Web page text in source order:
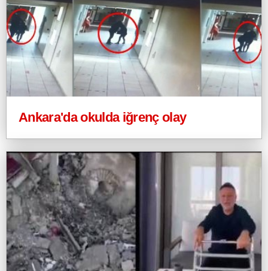
Ankara'da okulda iğrenç olay